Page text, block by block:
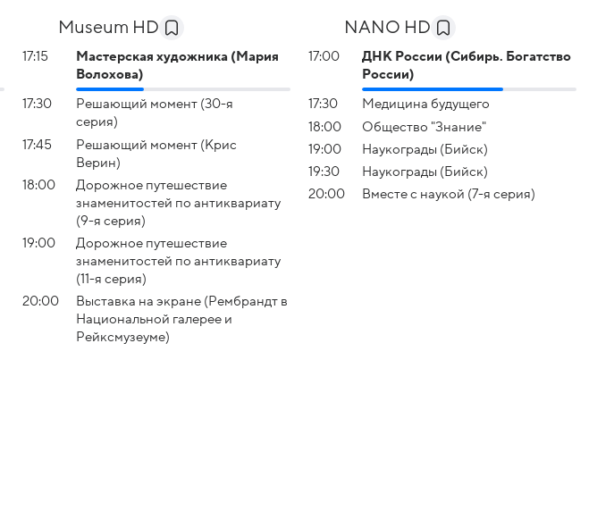
Museum HD
17:15
Мастерская художника (Мария
Волохова)
17:30
Решающий момент (30-я
серия)
17:45
Решающий момент (Крис
Верин)
18:00
Дорожное путешествие
знаменитостей по антиквариату
(9-я серия)
19:00
Дорожное путешествие
знаменитостей по антиквариату
(11-я серия)
20:00
Выставка на экране (Рембрандт в
Национальной галерее и
Рейксмузеуме)
NANO HD
17:00
ДНК России (Сибирь. Богатство
России)
17:30
Медицина будущего
18:00
Общество "Знание"
19:00
Наукограды (Бийск)
19:30
Наукограды (Бийск)
20:00
Вместе с наукой (7-я серия)